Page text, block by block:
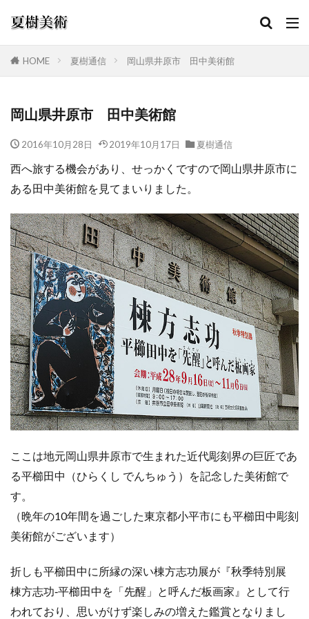
HOME 夏樹通信 岡山県井原市 田中美術館
岡山県井原市 田中美術館
2016年10月28日 2019年10月17日 夏樹通信
西へ旅する機会があり、せっかくですので岡山県井原市に
ある田中美術館を見てまいりました。
ここは地元岡山県井原市で生まれた近代彫刻界の巨匠であ
る平櫛田中（ひらくし でんちゅう）を記念した美術館で
す。
（晩年の10年間を過ごした東京都小平市にも平櫛田中彫刻
美術館がございます）
折しも平櫛田中に所縁の深い棟方志功展が『秋季特別展
棟方志功‐平櫛田中を「先醒」と呼んだ板画家』として行
われており、思いがけず楽しみの増えた鑑賞となりまし
カテゴリー
検索